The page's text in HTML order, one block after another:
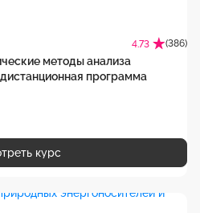
4.73 (386)
методы анализа
программа
курс